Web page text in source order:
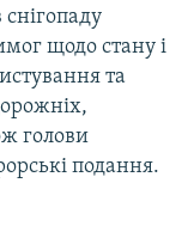
щодо стану і
та
голови
подання.